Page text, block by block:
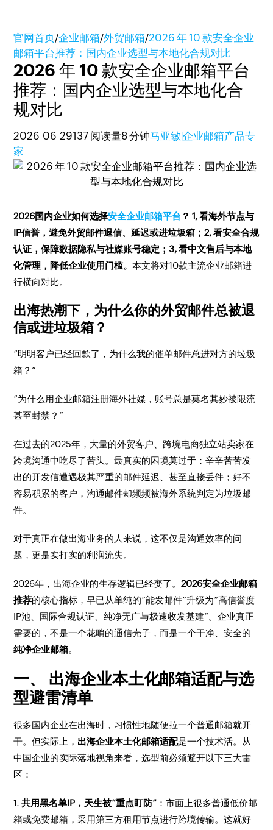
官网首页/企业邮箱/外贸邮箱/2026 年 10 款安全企业
邮箱平台推荐：国内企业选型与本地化合规对比
2026 年 10 款安全企业邮箱平台
推荐：国内企业选型与本地化合
规对比
2026-06-29137 阅读量8 分钟马亚敏|企业邮箱产品专
家
2026国内企业如何选择安全企业邮箱平台 ？ 1, 看海外节点与
IP信誉，避免外贸邮件退信、延迟或进垃圾箱；2, 看安全合规
认证，保障数据隐私与社媒账号稳定；3, 看中文售后与本地
化管理，降低企业使用门槛。本文将对10款主流企业邮箱进
行横向对比。
出海热潮下，为什么你的外贸邮件总被退
信或进垃圾箱？
“明明客户已经回款了，为什么我的催单邮件总进对方的垃圾
箱？”
“为什么用企业邮箱注册海外社媒，账号总是莫名其妙被限流
甚至封禁？”
在过去的2025年，大量的外贸客户、跨境电商独立站卖家在
跨境沟通中吃尽了苦头。最真实的困境莫过于：辛辛苦苦发
出的开发信遭遇极其严重的邮件延迟、甚至直接丢件；好不
容易积累的客户，沟通邮件却频频被海外系统判定为垃圾邮
件。
对于真正在做出海业务的人来说，这不仅是沟通效率的问
题，更是实打实的利润流失。
2026年，出海企业的生存逻辑已经变了。2026安全企业邮箱
推荐的核心指标，早已从单纯的“能发邮件”升级为“高信誉度
IP池、国际合规认证、纯净无广与极速收发基建”。企业真正
需要的，不是一个花哨的通信壳子，而是一个干净、安全的
纯净企业邮箱。
一、 出海企业本土化邮箱适配与选
型避雷清单
很多国内企业在出海时，习惯性地随便拉一个普通邮箱就开
干。但实际上， 出海企业本土化邮箱适配是一个技术活。从
中国企业的实际落地视角来看，选型前必须避开以下三大雷
区：
1.共用黑名单IP，天生被“重点盯防” ：市面上很多普通低价邮
箱或免费邮箱，采用第三方租用节点进行跨境传输。这就好